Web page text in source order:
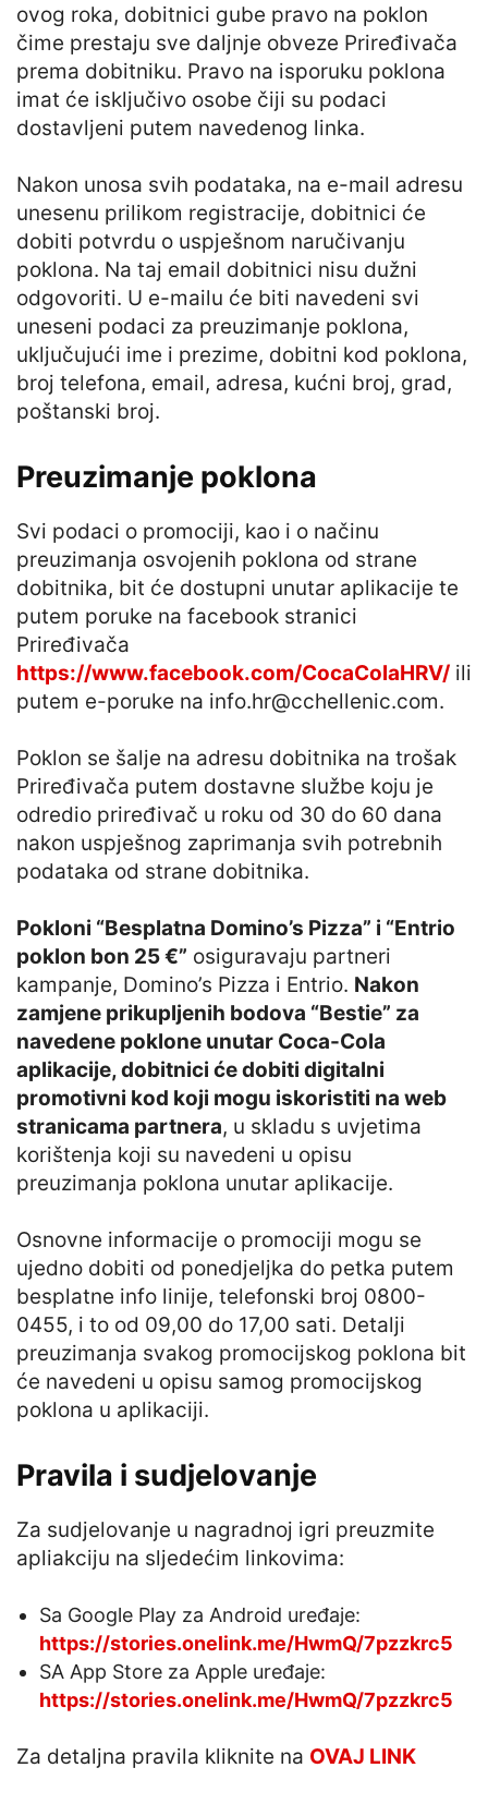
ovog roka, dobitnici gube pravo na poklon
čime prestaju sve daljnje obveze Priređivača
prema dobitniku. Pravo na isporuku poklona
imat će isključivo osobe čiji su podaci
dostavljeni putem navedenog linka.
Nakon unosa svih podataka, na e-mail adresu
unesenu prilikom registracije, dobitnici će
dobiti potvrdu o uspješnom naručivanju
poklona. Na taj email dobitnici nisu dužni
odgovoriti. U e-mailu će biti navedeni svi
uneseni podaci za preuzimanje poklona,
uključujući ime i prezime, dobitni kod poklona,
broj telefona, email, adresa, kućni broj, grad,
poštanski broj.
Preuzimanje poklona
Svi podaci o promociji, kao i o načinu
preuzimanja osvojenih poklona od strane
dobitnika, bit će dostupni unutar aplikacije te
putem poruke na facebook stranici
Priređivača
https://www.facebook.com/CocaColaHRV/ ili
putem e-poruke na info.hr@cchellenic.com.
Poklon se šalje na adresu dobitnika na trošak
Priređivača putem dostavne službe koju je
odredio priređivač u roku od 30 do 60 dana
nakon uspješnog zaprimanja svih potrebnih
podataka od strane dobitnika.
Pokloni “Besplatna Domino’s Pizza” i “Entrio
poklon bon 25 €” osiguravaju partneri
kampanje, Domino’s Pizza i Entrio. Nakon
zamjene prikupljenih bodova “Bestie” za
navedene poklone unutar Coca-Cola
aplikacije, dobitnici će dobiti digitalni
promotivni kod koji mogu iskoristiti na web
stranicama partnera, u skladu s uvjetima
korištenja koji su navedeni u opisu
preuzimanja poklona unutar aplikacije.
Osnovne informacije o promociji mogu se
ujedno dobiti od ponedjeljka do petka putem
besplatne info linije, telefonski broj 0800-
0455, i to od 09,00 do 17,00 sati. Detalji
preuzimanja svakog promocijskog poklona bit
će navedeni u opisu samog promocijskog
poklona u aplikaciji.
Pravila i sudjelovanje
Za sudjelovanje u nagradnoj igri preuzmite
apliakciju na sljedećim linkovima:
Sa Google Play za Android uređaje:
https://stories.onelink.me/HwmQ/7pzzkrc5
SA App Store za Apple uređaje:
https://stories.onelink.me/HwmQ/7pzzkrc5
Za detaljna pravila kliknite na OVAJ LINK